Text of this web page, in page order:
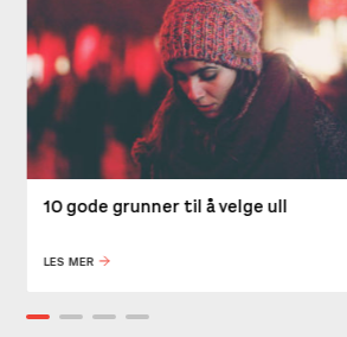
10 gode grunner til å velge ull
LES MER